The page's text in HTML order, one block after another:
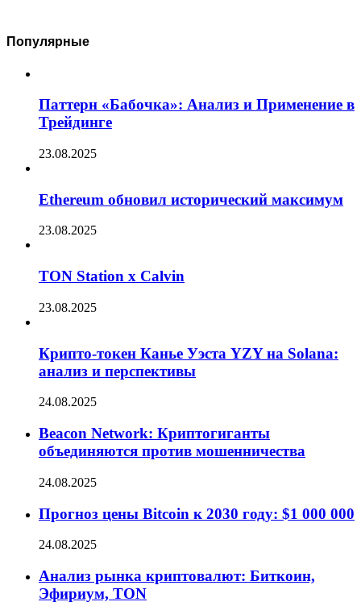
Популярные
Паттерн «Бабочка»: Анализ и Применение в
Трейдинге
23.08.2025
Ethereum обновил исторический максимум
23.08.2025
TON Station x Calvin
23.08.2025
Крипто-токен Канье Уэста YZY на Solana:
анализ и перспективы
24.08.2025
Beacon Network: Криптогиганты
объединяются против мошенничества
24.08.2025
Прогноз цены Bitcoin к 2030 году: $1 000 000
24.08.2025
Анализ рынка криптовалют: Биткоин,
Эфириум, TON